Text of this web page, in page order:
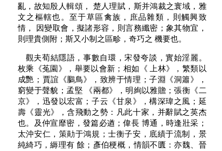
亂，故知殷人輯頌， 楚人理賦，斯并鴻裁之寰域，雅
文之樞轄也。至于草區禽族，庶品雜類，則觸興致
情， 因變取會，擬諸形容，則言務纖密；象其物宜，
則理貴側附；斯又小制之區畛，奇巧之 機要也。
觀夫荀結隱語，事數自環，宋發夸談，實始淫麗。
枚乘《菟園》，舉要以會新；相如《 上林》，繁類以
成艷；賈誼《鵩鳥》，致辨于情理；子淵《洞簫》，
窮變于聲貌；孟堅 《兩都》，明絢以雅贍；張衡《二
京》，迅發以宏富；子云《甘泉》，構深瑋之風；延
壽《靈光》，含飛動之勢：凡此十家，并辭賦之英杰
也。及仲宣靡密，發篇必遒；偉長 博通，時逢壯采；
太沖安仁，策勛于鴻規；士衡子安，底績于流制，景
純綺巧，縟理有 餘；彥伯梗概，情韻不匱：亦魏、晉